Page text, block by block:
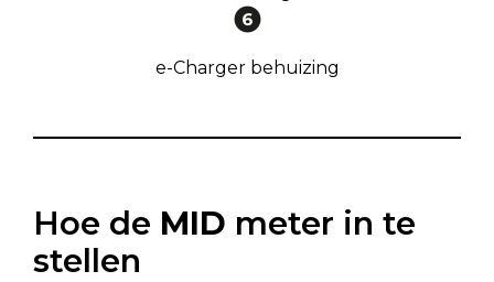
e-Charger behuizing
Hoe de MID meter in te
stellen